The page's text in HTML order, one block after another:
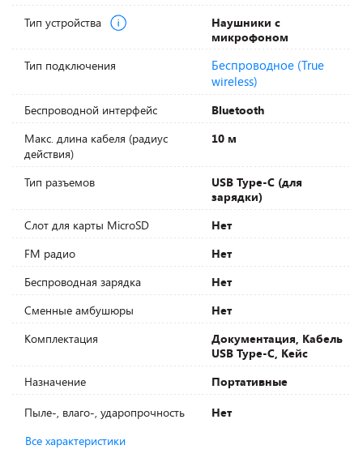
Тип устройства
Наушники с
микрофоном
Тип подключения
Беспроводное (True
wireless)
Беспроводной интерфейс
Bluetooth
Макс. длина кабеля (радиус
действия)
10 м
Тип разъемов
USB Type-C (для
зарядки)
Слот для карты MicroSD
Нет
FM радио
Нет
Беспроводная зарядка
Нет
Сменные амбушюры
Нет
Комплектация
Документация, Кабель
USB Type-C, Кейс
Назначение
Портативные
Пыле-, влаго-, ударопрочность
Нет
Все характеристики